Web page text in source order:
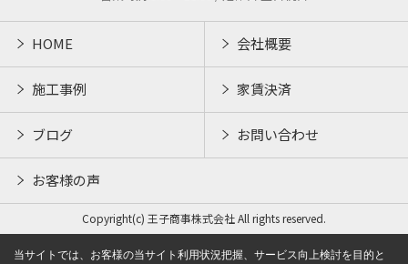
HOME 会社概要
施工事例 家賃決済
ブログ お問い合わせ
お客様の声
Copyright(c) 王子商事株式会社 All rights reserved.
当サイトでは、お客様の当サイト利用状況把握、サービス向上検討を目的と